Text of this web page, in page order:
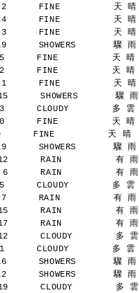
FINE          天 晴
FINE          天 晴
FINE          天 晴
SHOWERS       驟 雨
FINE          天 晴
2      FINE          天 晴
FINE          天 晴
SHOWERS       驟 雨
CLOUDY        多 雲
20      FINE          天 晴
19      FINE          天 晴
SHOWERS       驟 雨
RAIN          有 雨
RAIN          有 雨
CLOUDY        多 雲
RAIN          有 雨
RAIN          有 雨
RAIN          有 雨
CLOUDY        多 雲
CLOUDY        多 雲
SHOWERS       驟 雨
SHOWERS       驟 雨
CLOUDY        多 雲